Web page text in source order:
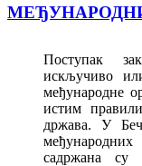
Поступак
искључиво
међународне
истим
држава. У
садржана су